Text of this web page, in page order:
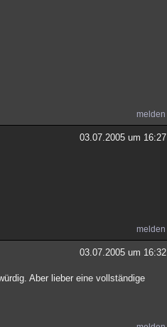
melden
03.07.2005 um 16:27
melden
03.07.2005 um 16:32
Aber lieber eine vollständige